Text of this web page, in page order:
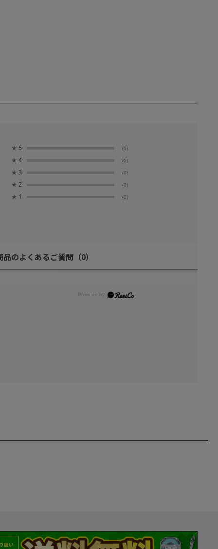
★ 5 (0)
★ 4 (0)
★ 3 (0)
★ 2 (0)
★ 1 (0)
品のよくあるご質問 （0）